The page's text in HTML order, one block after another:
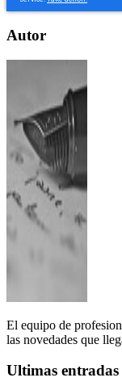
Autor
El equipo de
las novedades que
Ultimas entradas